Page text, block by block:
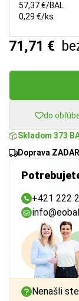
57,37 €/BAL
0,29 €/ks
71,71 €
do
Skladom 373
Doprava
+421 222
Nenašli